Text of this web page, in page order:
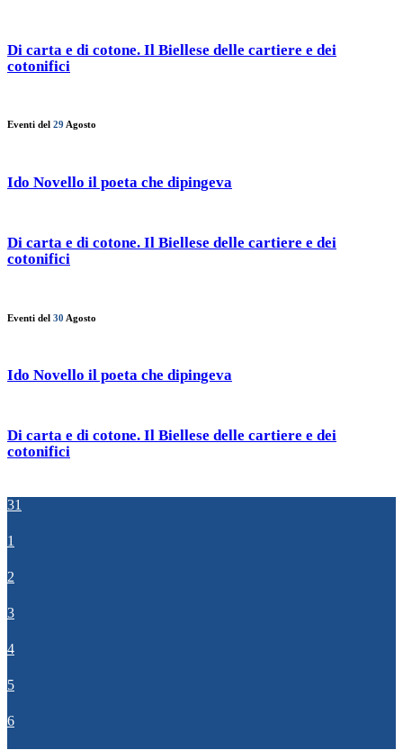
Di carta e di cotone. Il Biellese delle cartiere e dei
cotonifici
Eventi del 29 Agosto
Ido Novello il poeta che dipingeva
Di carta e di cotone. Il Biellese delle cartiere e dei
cotonifici
Eventi del 30 Agosto
Ido Novello il poeta che dipingeva
Di carta e di cotone. Il Biellese delle cartiere e dei
cotonifici
31
1
2
3
4
5
6